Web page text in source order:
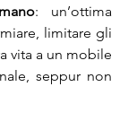
: un’ottima
limitare gli
vita a un mobile
seppur non